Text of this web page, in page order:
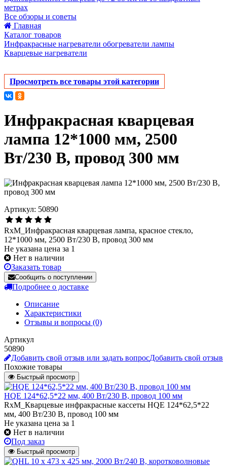
метрах
Все обзоры и советы
Главная
Каталог товаров
Инфракрасные нагреватели обогреватели лампы
Кварцевые нагреватели
Просмотреть все товары этой категории
Инфракрасная кварцевая
лампа 12*1000 мм, 2500
Вт/230 В, провод 300 мм
Артикул: 50890
RxM_Инфракрасная кварцевая лампа, красное стекло,
12*1000 мм, 2500 Вт/230 В, провод 300 мм
Не указана цена за 1
Нет в наличии
Заказать товар
Сообщить о поступлении
Подробнее о доставке
Описание
Характеристики
Отзывы и вопросы (0)
Артикул
50890
Добавить свой отзыв или задать вопросДобавить свой отзыв
Похожие товары
Быстрый просмотр
HQE 124*62,5*22 мм, 400 Вт/230 В, провод 100 мм
RxM_Кварцевые инфракрасные кассеты HQE 124*62,5*22
мм, 400 Вт/230 В, провод 100 мм
Не указана цена за 1
Нет в наличии
Под заказ
Быстрый просмотр